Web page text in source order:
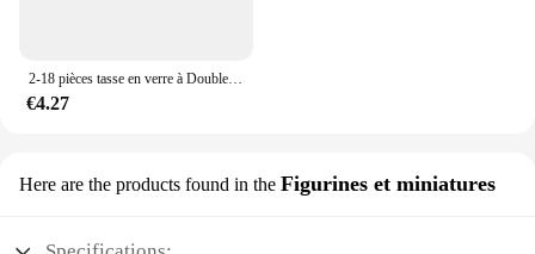
€4.27
Here are the products found in the Figurines et miniatures